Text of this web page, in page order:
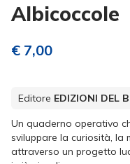
Albicoccole
€ 7,00
Editore EDIZIONI DEL
Un quaderno operativo
sviluppare la curiosità, la
attraverso un progetto